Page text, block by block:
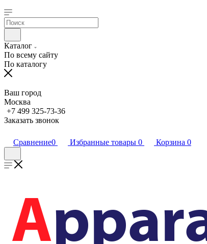
Каталог
По всему сайту
По каталогу
Ваш город
Москва
+7 499 325-73-36
Заказать звонок
Сравнение0 Избранные товары 0 Корзина 0